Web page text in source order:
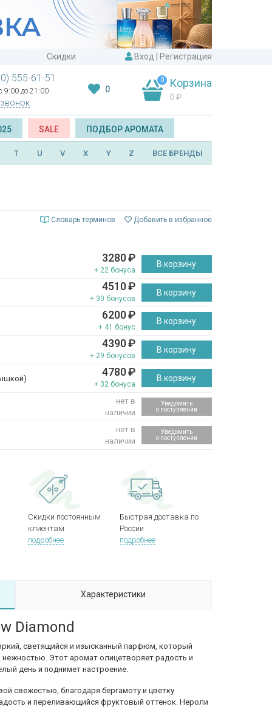
Скидки Вход Регистрация
555-61-51
9:00 до 21:00 0
0 Корзина
0 ₽
SALE ПОДБОР АРОМАТА
T U V X Y Z ВСЕ БРЕНДЫ
Словарь терминов Добавить в избранное
3280₽
+ 22 бонуса
В корзину
4510₽
+ 30 бонусов
В корзину
6200₽
+ 41 бонус
В корзину
4390₽
+ 29 бонусов
В корзину
4780₽
+ 32 бонуса
В корзину
нет в
наличии
Уведомить
о поступлении
нет в
наличии
Уведомить
о поступлении
Скидки постоянным
клиентам
подробнее
Быстрая доставка по
России
подробнее
Характеристики
Diamond
светящийся и изысканный парфюм, который
Этот аромат олицетворяет радость и
день и поднимет настроение.
свежестью, благодаря бергамоту и цветку
и переливающийся фруктовый оттенок. Нероли